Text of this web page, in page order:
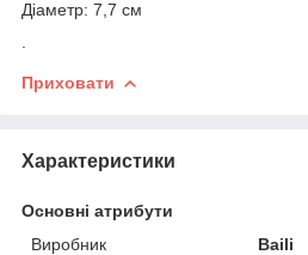
Діаметр: 7,7 см
Приховати
Характеристики
Основні атрибути
Виробник
Baili